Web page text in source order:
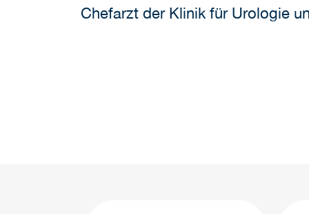
Chefarzt der Klinik für Urologie